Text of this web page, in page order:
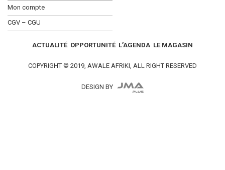
Mon compte
CGV – CGU
ACTUALITÉ OPPORTUNITÉ L’AGENDA LE MAGASIN
COPYRIGHT © 2019, AWALE AFRIKI, ALL RIGHT RESERVED
DESIGN BY